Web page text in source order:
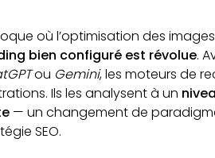
où l’optimisation des
bien configuré est révolue.
ou Gemini, les moteurs de
Ils les analysent à un
— un changement de
SEO.